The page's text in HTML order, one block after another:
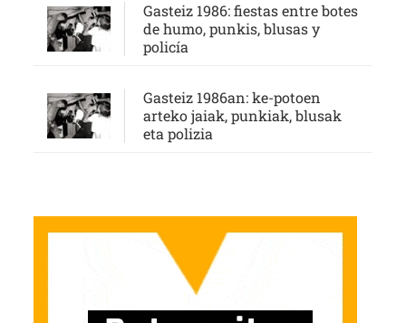
Gasteiz 1986: fiestas entre botes
de humo, punkis, blusas y
policía
Gasteiz 1986an: ke-potoen
arteko jaiak, punkiak, blusak
eta polizia